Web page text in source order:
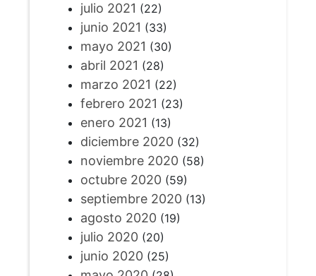
julio 2021 (22)
junio 2021 (33)
mayo 2021 (30)
abril 2021 (28)
marzo 2021 (22)
febrero 2021 (23)
enero 2021 (13)
diciembre 2020(32)
noviembre 2020(58)
octubre 2020(59)
septiembre 2020(13)
agosto 2020(19)
julio 2020(20)
junio 2020(25)